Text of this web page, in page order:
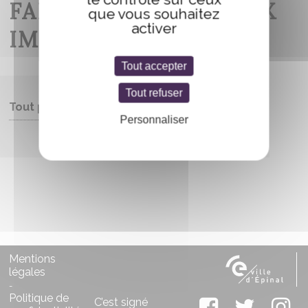
FANTASY ET SES LIEUX
IMAGINAIRES…
Tout public
Mentions
légales
-
Politique de
C’est signé
que vous souhaitez
activer
Tout accepter
Tout refuser
Personnaliser